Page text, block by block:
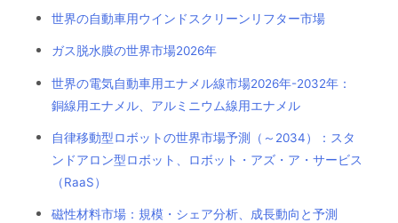
世界の自動車用ウインドスクリーンリフター市場
ガス脱水膜の世界市場2026年
世界の電気自動車用エナメル線市場2026年-2032年：
銅線用エナメル、アルミニウム線用エナメル
自律移動型ロボットの世界市場予測（～2034）：スタ
ンドアロン型ロボット、ロボット・アズ・ア・サービス
（RaaS）
磁性材料市場：規模・シェア分析、成長動向と予測